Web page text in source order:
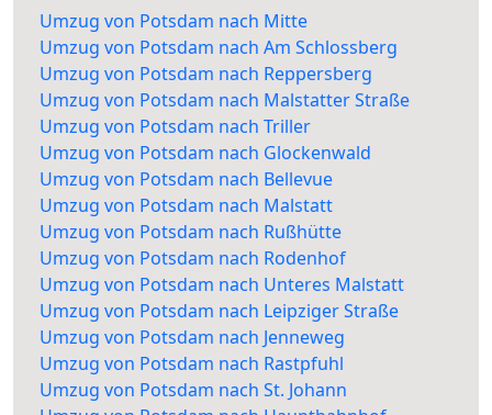
Umzug von Potsdam nach Mitte
Umzug von Potsdam nach Am Schlossberg
Umzug von Potsdam nach Reppersberg
Umzug von Potsdam nach Malstatter Straße
Umzug von Potsdam nach Triller
Umzug von Potsdam nach Glockenwald
Umzug von Potsdam nach Bellevue
Umzug von Potsdam nach Malstatt
Umzug von Potsdam nach Rußhütte
Umzug von Potsdam nach Rodenhof
Umzug von Potsdam nach Unteres Malstatt
Umzug von Potsdam nach Leipziger Straße
Umzug von Potsdam nach Jenneweg
Umzug von Potsdam nach Rastpfuhl
Umzug von Potsdam nach St. Johann